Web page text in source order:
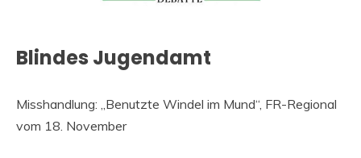
Blindes Jugendamt
Misshandlung: „Benutzte Windel im Mund“, FR-Regional
vom 18. November